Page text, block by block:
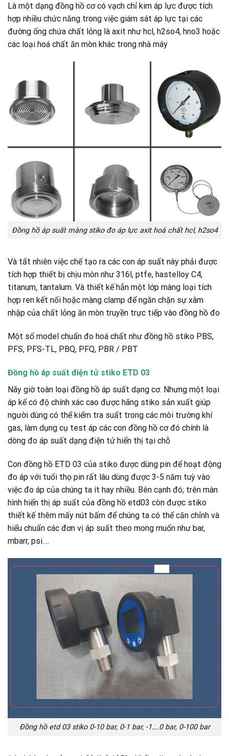
Là một dạng đồng hồ cơ có vạch chỉ kim áp lực được tích
hợp nhiều chức năng trong việc giám sát áp lực tại các
đường ống chứa chất lỏng là axit như hcl, h2so4, hno3 hoặc
các loại hoá chất ăn mòn khác trong nhà máy
Đồng hồ áp suất màng stiko đo áp lực axit hoá chất hcl, h2so4
Và tất nhiên việc chế tạo ra các con áp suất này phải được
tích hợp thiết bị chịu mòn như 316l, ptfe, hastelloy C4,
titanum, tantalum. Và thiết kế hẳn một lớp màng loại tích
hợp ren kết nối hoặc màng clamp để ngăn chặn sự xâm
nhập của chất lỏng ăn mòn truyền trực tiếp vào đồng hồ đo
Một số model chuẩn đo hoá chất như đồng hồ stiko PBS,
PFS, PFS-TL, PBQ, PFQ, PBR / PBT
Đồng hồ áp suất điện tử stiko ETD 03
Nãy giờ toàn loại đồng hồ áp suất dạng cơ. Nhưng một loại
áp kế có độ chính xác cao được hãng stiko sản xuất giúp
người dùng có thể kiểm tra suất trong các môi trường khí
gas, làm dụng cụ test áp các con đồng hồ cơ đó chính là
dòng đo áp suất dạng điện tử hiển thị tại chỗ
Con đồng hồ ETD 03 của stiko được dùng pin để hoạt động
đo áp với tuổi thọ pin rất lâu dùng được 3-5 năm tuỳ vào
việc đo áp của chúng ta ít hay nhiều. Bên cạnh đó; trên màn
hình hiển thị áp suất của đồng hồ etd03 còn được stiko
thiết kế thêm mấy nút bấm để chúng ta có thể căn chỉnh và
hiểu chuẩn các đơn vị áp suất theo mong muốn như bar,
mbarr, psi….
Đồng hồ etd 03 stiko 0-10 bar, 0-1 bar, -1….0 bar, 0-100 bar